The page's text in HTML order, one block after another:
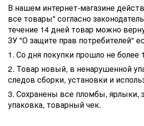
В нашем интернет-магазине
все товары* согласно
течение 14 дней товар можно
ЗУ "О защите прав потребителей"
1. Со дня покупки прошло не более
2. Товар новый, в ненарушенной
следов сборки, установки и
3. Сохранены все пломбы, ярлыки,
упаковка, товарный чек.